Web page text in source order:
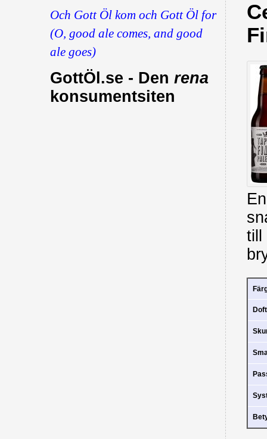
Och Gott Öl kom och Gott Öl for
(O, good ale comes, and good
ale goes)
GottÖl.se - Den rena
konsumentsiten
till
Doft